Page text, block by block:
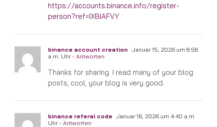
https://accounts.binance.info/register-
person?ref=IXBIAFVY
binance account creation Januar 15, 2026 um 8:58
a.m. Uhr- Antworten
Thanks for sharing. I read many of your blog
posts, cool, your blog is very good.
binance referal code Januar 16, 2026 um 4:40 a.m.
Uhr- Antworten